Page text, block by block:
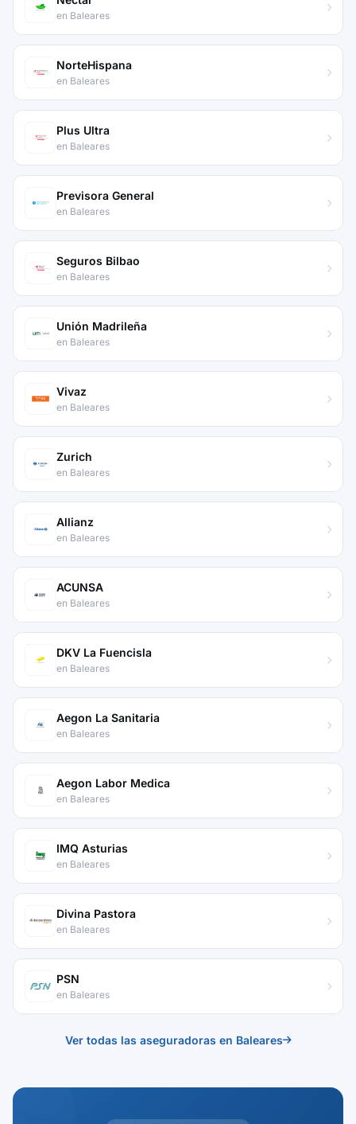
en Baleares
NorteHispana
en Baleares
Plus Ultra
en Baleares
Previsora General
en Baleares
Seguros Bilbao
en Baleares
Unión Madrileña
en Baleares
Vivaz
en Baleares
Zurich
en Baleares
Allianz
en Baleares
ACUNSA
en Baleares
DKV La Fuencisla
en Baleares
Aegon La Sanitaria
en Baleares
Aegon Labor Medica
en Baleares
IMQ Asturias
en Baleares
Divina Pastora
en Baleares
PSN
en Baleares
Ver todas las aseguradoras en Baleares